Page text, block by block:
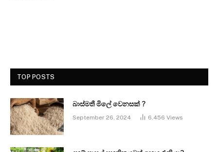
TOP POSTS
බාස්මතී මිලේ වෙනසක් ?
September 26, 2024 6,456 Views